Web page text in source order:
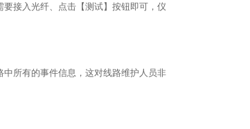
接入光纤、点击【测试】按钮即可，仪
所有的事件信息，这对线路维护人员非